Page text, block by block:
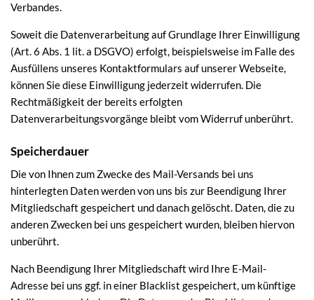
Verbandes.
Soweit die Datenverarbeitung auf Grundlage Ihrer Einwilligung
(Art. 6 Abs. 1 lit. a DSGVO) erfolgt, beispielsweise im Falle des
Ausfüllens unseres Kontaktformulars auf unserer Webseite,
können Sie diese Einwilligung jederzeit widerrufen. Die
Rechtmäßigkeit der bereits erfolgten
Datenverarbeitungsvorgänge bleibt vom Widerruf unberührt.
Speicherdauer
Die von Ihnen zum Zwecke des Mail-Versands bei uns
hinterlegten Daten werden von uns bis zur Beendigung Ihrer
Mitgliedschaft gespeichert und danach gelöscht. Daten, die zu
anderen Zwecken bei uns gespeichert wurden, bleiben hiervon
unberührt.
Nach Beendigung Ihrer Mitgliedschaft wird Ihre E-Mail-
Adresse bei uns ggf. in einer Blacklist gespeichert, um künftige